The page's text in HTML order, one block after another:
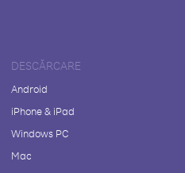
DESCĂRCARE
Android
iPhone & iPad
Windows PC
Mac